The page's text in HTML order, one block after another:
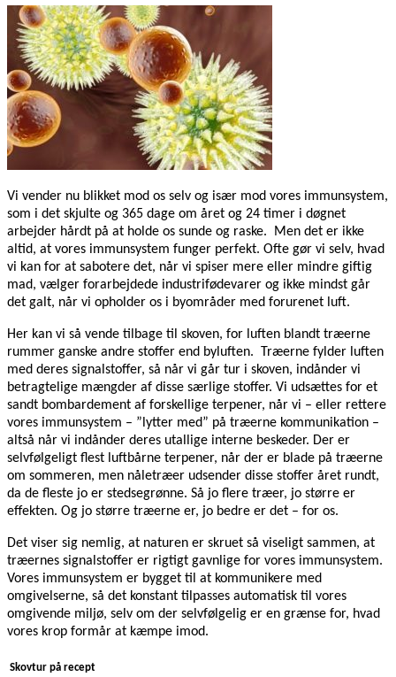
Vi vender nu blikket mod os selv og især mod vores immunsystem,
som i det skjulte og 365 dage om året og 24 timer i døgnet
arbejder hårdt på at holde os sunde og raske.
Men det er ikke
altid, at vores immunsystem funger perfekt. Ofte gør vi selv, hvad
vi kan for at sabotere det, når vi spiser mere eller mindre giftig
mad, vælger forarbejdede industrifødevarer og ikke mindst går
det galt, når vi opholder os i byområder med forurenet luft.
Her kan vi så vende tilbage til skoven, for luften blandt træerne
rummer ganske andre stoffer end byluften.
Træerne fylder luften
med deres signalstoffer, så når vi går tur i skoven, indånder vi
betragtelige mængder af disse særlige stoffer. Vi udsættes for et
sandt bombardement af forskellige terpener, når vi – eller rettere
vores immunsystem – ”lytter med” på træerne kommunikation –
altså når vi indånder deres utallige interne beskeder. Der er
selvfølgeligt flest luftbårne terpener, når der er blade på træerne
om sommeren, men nåletræer udsender disse stoffer året rundt,
da de fleste jo er stedsegrønne. Så jo flere træer, jo større er
effekten. Og jo større træerne er, jo bedre er det – for os.
Det viser sig nemlig, at naturen er skruet så viseligt sammen, at
træernes signalstoffer er rigtigt gavnlige for vores immunsystem.
Vores immunsystem er bygget til at kommunikere med
omgivelserne, så det konstant tilpasses automatisk til vores
omgivende miljø, selv om der selvfølgelig er en grænse for, hvad
vores krop formår at kæmpe imod.
Skovtur på recept